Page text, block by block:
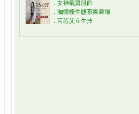
． 女神氣質服飾
． 洳憶樓生態茶園農場
． 芮芯艾立生技